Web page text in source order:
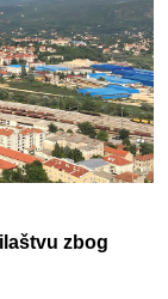
zbog